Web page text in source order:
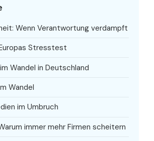
Wenn Verantwortung verdampft
Stresstest
Wandel in Deutschland
Wandel
im Umbruch
immer mehr Firmen scheitern